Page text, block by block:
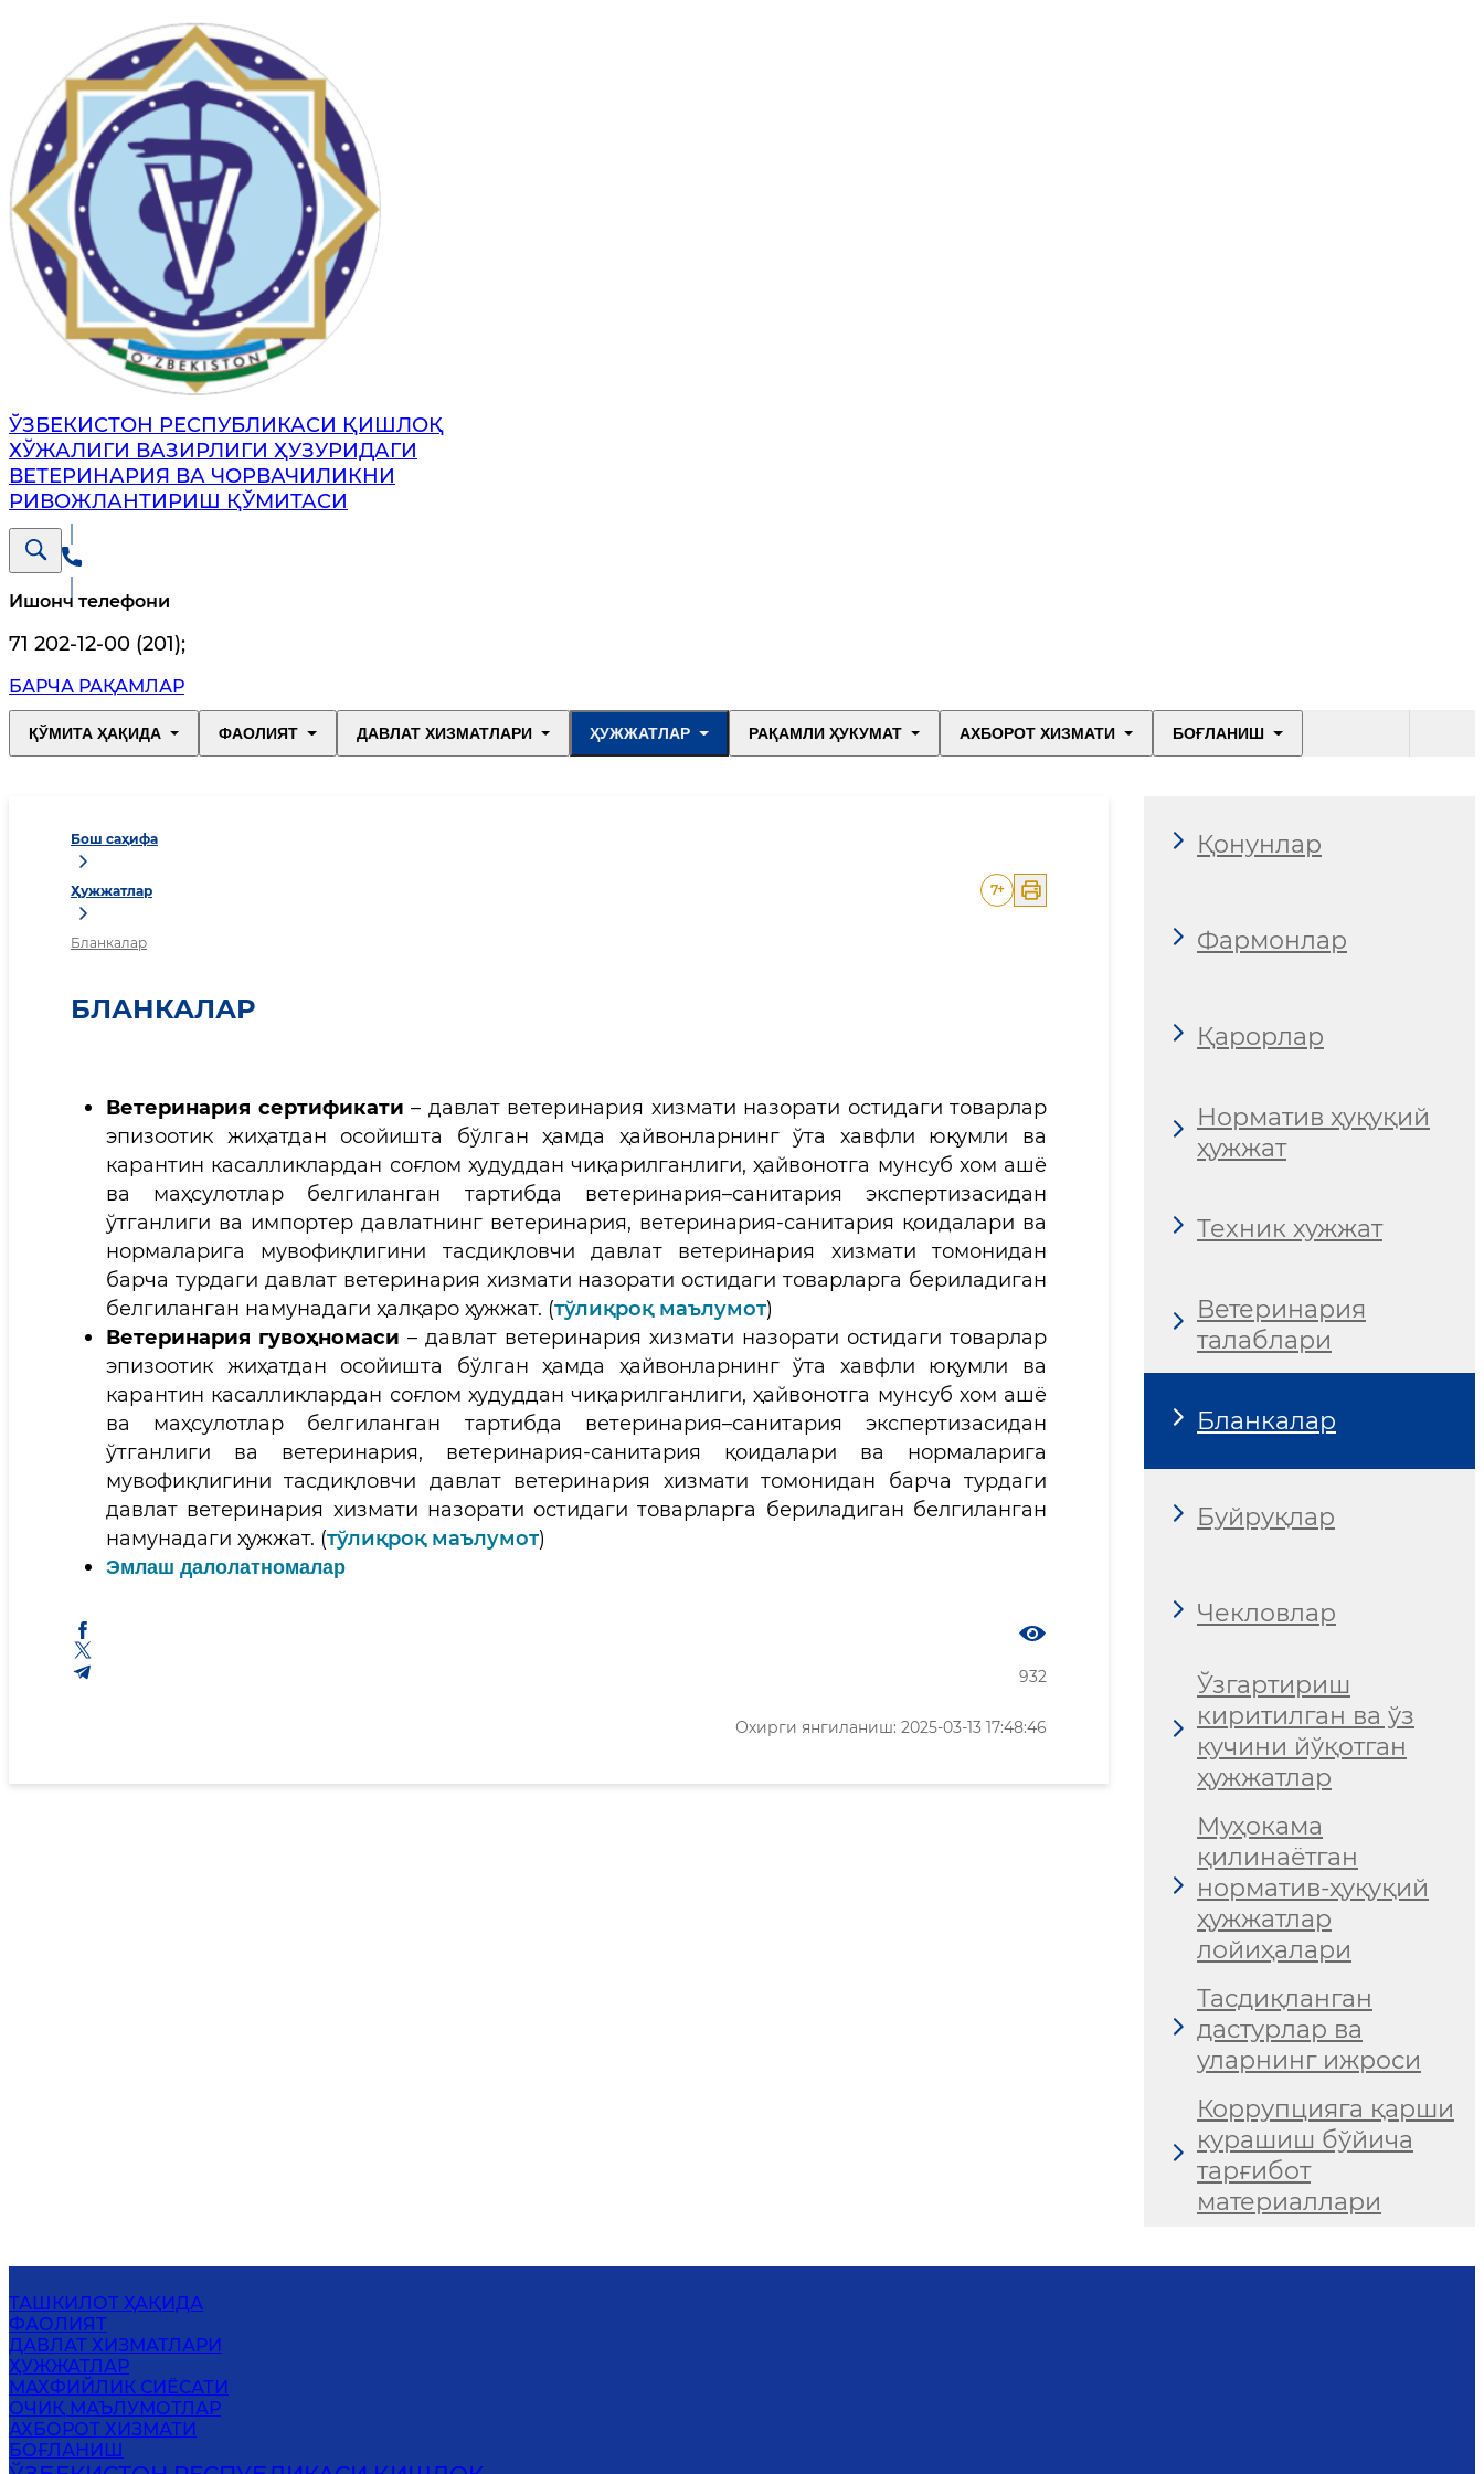
ЎЗБЕКИСТОН РЕСПУБЛИКАСИ ҚИШЛОҚ
ХЎЖАЛИГИ ВАЗИРЛИГИ ҲУЗУРИДАГИ
ВЕТЕРИНАРИЯ ВА ЧОРВАЧИЛИКНИ
РИВОЖЛАНТИРИШ ҚЎМИТАСИ
Ишонч телефони
71 202-12-00 (201);
БАРЧА РАҚАМЛАР
ҚЎМИТА ҲАҚИДА ФАОЛИЯТ ДАВЛАТ ХИЗМАТЛАРИ ҲУЖЖАТЛАР РАҚАМЛИ ҲУКУМАТ АХБОРОТ ХИЗМАТИ БОҒЛАНИШ
Бош саҳифа
Ҳужжатлар
Бланкалар
7+
БЛАНКАЛАР
Ветеринария сертификати – давлат ветеринария хизмати назорати остидаги товарлар
эпизоотик жиҳатдан осойишта бўлган ҳамда ҳайвонларнинг ўта хавфли юқумли ва
карантин касалликлардан соғлом худуддан чиқарилганлиги, ҳайвонотга мунсуб хом ашё
ва маҳсулотлар белгиланган тартибда ветеринария–санитария экспертизасидан
ўтганлиги ва импортер давлатнинг ветеринария, ветеринария-санитария қоидалари ва
нормаларига мувофиқлигини тасдиқловчи давлат ветеринария хизмати томонидан
барча турдаги давлат ветеринария хизмати назорати остидаги товарларга бериладиган
белгиланган намунадаги ҳалқаро ҳужжат. (тўлиқроқ маълумот)
Ветеринария гувоҳномаси – давлат ветеринария хизмати назорати остидаги товарлар
эпизоотик жиҳатдан осойишта бўлган ҳамда ҳайвонларнинг ўта хавфли юқумли ва
карантин касалликлардан соғлом худуддан чиқарилганлиги, ҳайвонотга мунсуб хом ашё
ва маҳсулотлар белгиланган тартибда ветеринария–санитария экспертизасидан
ўтганлиги ва ветеринария, ветеринария-санитария қоидалари ва нормаларига
мувофиқлигини тасдиқловчи давлат ветеринария хизмати томонидан барча турдаги
давлат ветеринария хизмати назорати остидаги товарларга бериладиган белгиланган
намунадаги ҳужжат. (тўлиқроқ маълумот)
Эмлаш далолатномалар
932
Охирги янгиланиш: 2025-03-13 17:48:46
Қонунлар
Фармонлар
Қарорлар
Норматив ҳуқуқий
ҳужжат
Техник хужжат
Ветеринария
талаблари
Бланкалар
Буйруқлар
Чекловлар
Ўзгартириш
киритилган ва ўз
кучини йўқотган
ҳужжатлар
Муҳокама
қилинаётган
норматив-ҳуқуқий
ҳужжатлар
лойиҳалари
Тасдиқланган
дастурлар ва
уларнинг ижроси
Коррупцияга қарши
курашиш бўйича
тарғибот
материаллари
ТАШКИЛОТ ҲАҚИДА
ФАОЛИЯТ
ДАВЛАТ ХИЗМАТЛАРИ
ҲУЖЖАТЛАР
МАХФИЙЛИК СИЁСАТИ
ОЧИҚ МАЪЛУМОТЛАР
АХБОРОТ ХИЗМАТИ
БОҒЛАНИШ